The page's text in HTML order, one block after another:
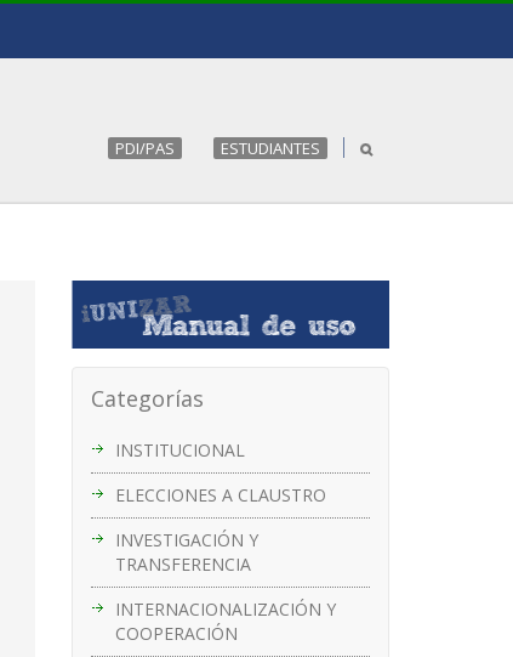
PDI/PAS ESTUDIANTES
Categorías
INSTITUCIONAL
ELECCIONES A CLAUSTRO
INVESTIGACIÓN Y
TRANSFERENCIA
INTERNACIONALIZACIÓN Y
COOPERACIÓN